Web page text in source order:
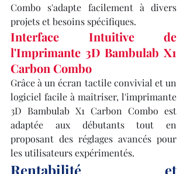
Combo s'adapte facilement à divers
projets et besoins spécifiques.
Interface Intuitive de
l'Imprimante 3D Bambulab X1
Carbon Combo
Grâce à un écran tactile convivial et un
logiciel facile à maîtriser, l'imprimante
3D Bambulab X1 Carbon Combo est
adaptée aux débutants tout en
proposant des réglages avancés pour
les utilisateurs expérimentés.
Rentabilité et